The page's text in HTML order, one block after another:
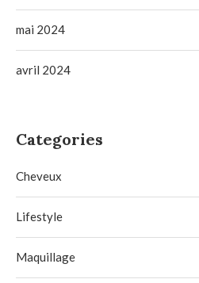
mai 2024
avril 2024
Categories
Cheveux
Lifestyle
Maquillage